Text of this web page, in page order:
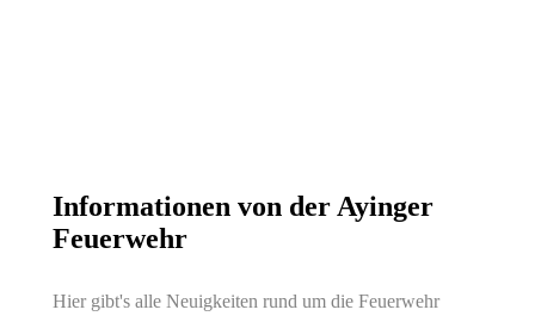
Informationen von der Ayinger
Feuerwehr
Hier gibt's alle Neuigkeiten rund um die Feuerwehr